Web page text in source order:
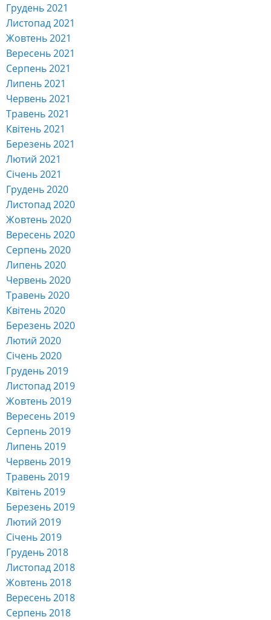
Грудень 2021
Листопад 2021
Жовтень 2021
Вересень 2021
Серпень 2021
Липень 2021
Червень 2021
Травень 2021
Квітень 2021
Березень 2021
Лютий 2021
Січень 2021
Грудень 2020
Листопад 2020
Жовтень 2020
Вересень 2020
Серпень 2020
Липень 2020
Червень 2020
Травень 2020
Квітень 2020
Березень 2020
Лютий 2020
Січень 2020
Грудень 2019
Листопад 2019
Жовтень 2019
Вересень 2019
Серпень 2019
Липень 2019
Червень 2019
Травень 2019
Квітень 2019
Березень 2019
Лютий 2019
Січень 2019
Грудень 2018
Листопад 2018
Жовтень 2018
Вересень 2018
Серпень 2018